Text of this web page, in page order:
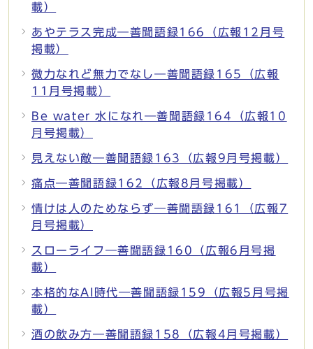
載）
あやテラス完成―善聞語録166（広報12月号
掲載）
微力なれど無力でなし―善聞語録165（広報
11月号掲載）
Be water 水になれ―善聞語録164（広報10
月号掲載）
見えない敵―善聞語録163（広報9月号掲載）
痛点―善聞語録162（広報8月号掲載）
情けは人のためならず―善聞語録161（広報7
月号掲載）
スローライフ―善聞語録160（広報6月号掲
載）
本格的なAI時代―善聞語録159（広報5月号掲
載）
酒の飲み方―善聞語録158（広報4月号掲載）